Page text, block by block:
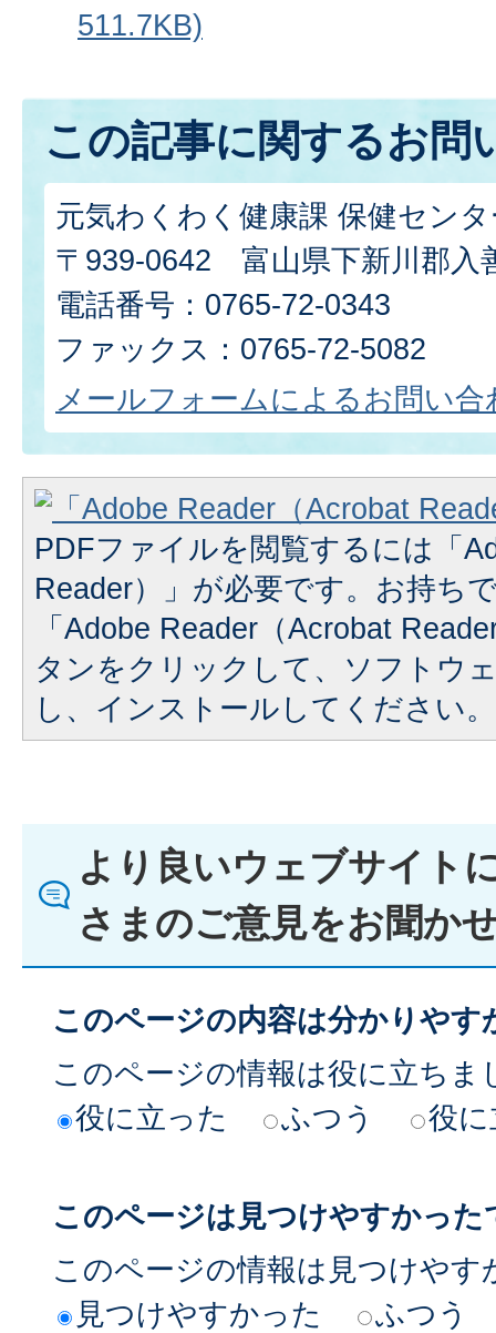
511.7KB)
この記事に関するお問
元気わくわく健康課 保健セン
〒939-0642 富山県下新川郡入
電話番号：0765-72-0343
ファックス：0765-72-5082
メールフォームによるお問い合
PDFファイルを閲覧するには「
Reader）」が必要です。お持ち
「Adobe Reader（Acrobat
タンをクリックして、ソフトウ
し、インストールしてください。
より良いウェブサイト
さまのご意見をお聞か
このページの内容は分かりやす
このページの情報は役に立ちま
役に立った
ふつう 役
このページは見つけやすかった
このページの情報は見つけやす
見つけやすかった
ふつう